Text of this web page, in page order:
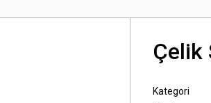
Çelik
Kategori